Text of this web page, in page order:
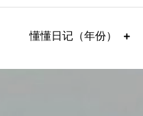
懂懂日记（年份）